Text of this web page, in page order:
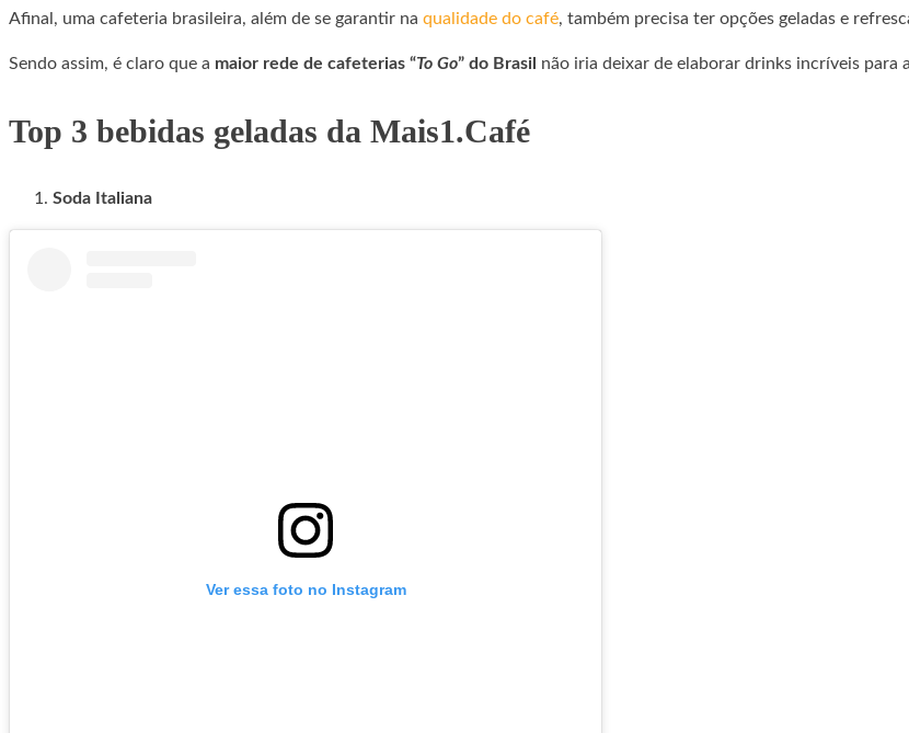
Afinal, uma cafeteria brasileira, além de se garantir na qualidade do café, também precisa ter opções geladas e
Sendo assim, é claro que a maior rede de cafeterias “To Go” do Brasil não iria deixar de elaborar drinks incríveis para
Top 3 bebidas geladas da Mais1.Café
Soda Italiana
Ver essa foto no Instagram